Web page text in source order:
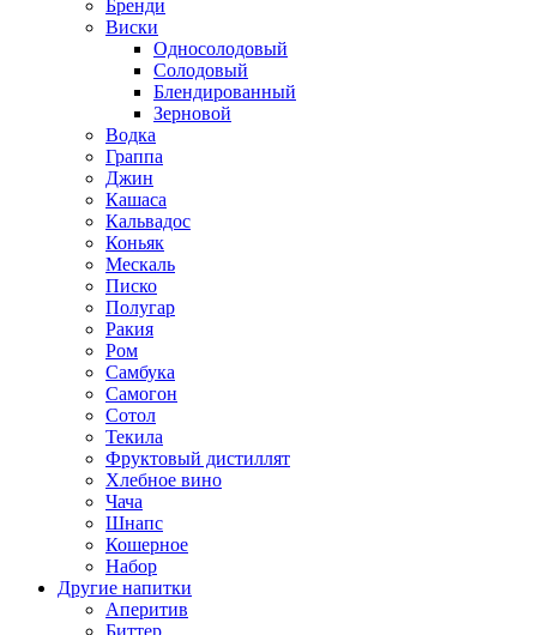
Бренди
Виски
Односолодовый
Солодовый
Блендированный
Зерновой
Водка
Граппа
Джин
Кашаса
Кальвадос
Коньяк
Мескаль
Писко
Полугар
Ракия
Ром
Самбука
Самогон
Сотол
Текила
Фруктовый дистиллят
Хлебное вино
Чача
Шнапс
Кошерное
Набор
Другие напитки
Аперитив
Биттер